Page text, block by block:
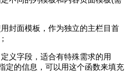
封面模板，作为独立的主栏目首
义字段，适合有特殊需求的用
定的信息，可以用这个函数来填充